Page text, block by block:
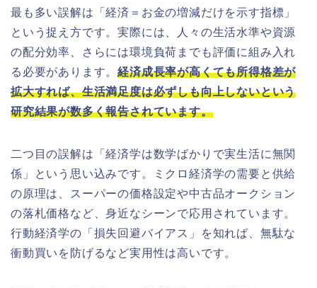
最も多い誤解は「経済＝お金の増減だけを示す指標」
という捉え方です。実際には、人々の生活水準や資源
の配分効率、さらには環境負荷までも評価に組み入れ
る必要があります。経済成長率が高くても所得格差が
拡大すれば、生活満足度は必ずしも向上しないという
研究結果が数多く報告されています。
二つ目の誤解は「経済学は数学ばかりで実生活に無関
係」という思い込みです。ミクロ経済学の需要と供給
の原理は、スーパーの価格設定や中古品オークション
の落札価格など、身近なシーンで応用されています。
行動経済学の「損失回避バイアス」を知れば、無駄な
衝動買いを防げるなど実用性は高いです。